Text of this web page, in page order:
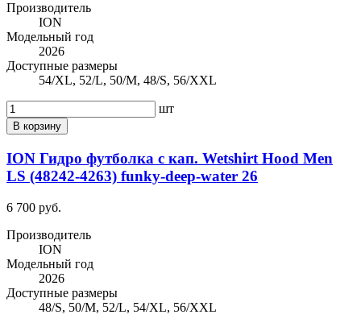
Производитель
ION
Модельный год
2026
Доступные размеры
54/XL, 52/L, 50/M, 48/S, 56/XXL
шт
В корзину
ION Гидро футболка с кап. Wetshirt Hood Men
LS (48242-4263) funky-deep-water 26
6 700 руб.
Производитель
ION
Модельный год
2026
Доступные размеры
48/S, 50/M, 52/L, 54/XL, 56/XXL